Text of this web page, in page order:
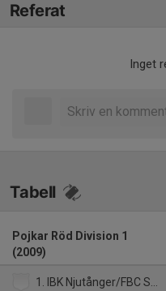
Referat
Inget
Tabell
Pojkar Röd Division 1
(2009)
1. IBK Njutånger/FBC Sundsvall Ungdom